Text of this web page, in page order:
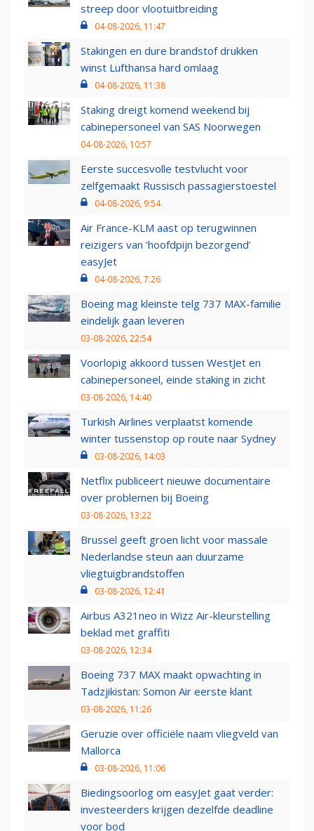
streep door vlootuitbreiding
04-08-2026, 11:47
Stakingen en dure brandstof drukken
winst Lufthansa hard omlaag
04-08-2026, 11:38
Staking dreigt komend weekend bij
cabinepersoneel van SAS Noorwegen
04-08-2026, 10:57
Eerste succesvolle testvlucht voor
zelfgemaakt Russisch passagierstoestel
04-08-2026, 9:54
Air France-KLM aast op terugwinnen
reizigers van ‘hoofdpijn bezorgend’
easyJet
04-08-2026, 7:26
Boeing mag kleinste telg 737 MAX-familie
eindelijk gaan leveren
03-08-2026, 22:54
Voorlopig akkoord tussen WestJet en
cabinepersoneel, einde staking in zicht
03-08-2026, 14:40
Turkish Airlines verplaatst komende
winter tussenstop op route naar Sydney
03-08-2026, 14:03
Netflix publiceert nieuwe documentaire
over problemen bij Boeing
03-08-2026, 13:22
Brussel geeft groen licht voor massale
Nederlandse steun aan duurzame
vliegtuigbrandstoffen
03-08-2026, 12:41
Airbus A321neo in Wizz Air-kleurstelling
beklad met graffiti
03-08-2026, 12:34
Boeing 737 MAX maakt opwachting in
Tadzjikistan: Somon Air eerste klant
03-08-2026, 11:26
Geruzie over officiële naam vliegveld van
Mallorca
03-08-2026, 11:06
Biedingsoorlog om easyJet gaat verder:
investeerders krijgen dezelfde deadline
voor bod